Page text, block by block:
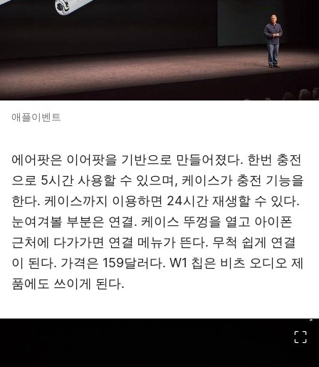
애플이벤트
에어팟은 이어팟을 기반으로 만들어졌다. 한번 충전
으로 5시간 사용할 수 있으며, 케이스가 충전 기능을
한다. 케이스까지 이용하면 24시간 재생할 수 있다.
눈여겨볼 부분은 연결. 케이스 뚜껑을 열고 아이폰
근처에 다가가면 연결 메뉴가 뜬다. 무척 쉽게 연결
이 된다. 가격은 159달러다. W1 칩은 비츠 오디오 제
품에도 쓰이게 된다.